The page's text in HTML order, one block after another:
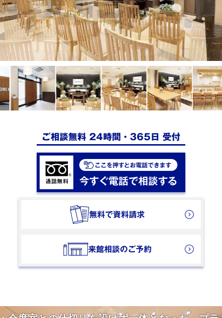
ご相談無料 24時間・365日 受付
ここを押すとお電話できます
今すぐ電話で相談する
閉じる
ご相談無料 24時間・365日 受付
ここを押すとお電話できます
今すぐ電話で相談する
無料で資料請求
来館相談のご予約